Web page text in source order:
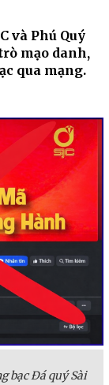
và Phú Quý
mạo danh,
qua mạng.
bạc Đá quý Sài